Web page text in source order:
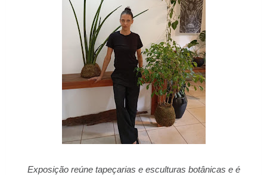
Exposição reúne tapeçarias e esculturas botânicas e é